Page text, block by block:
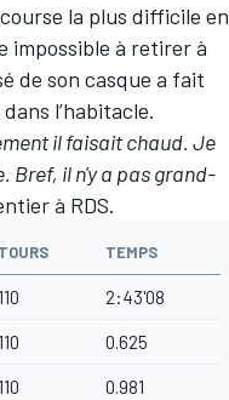
la plus difficile en
impossible à retirer à
de son casque a fait
l’habitacle.
il faisait chaud. Je
Bref, il n'y a pas grand-
à RDS.
TOURS TEMPS
110 2:43'08
110 0.625
110 0.981